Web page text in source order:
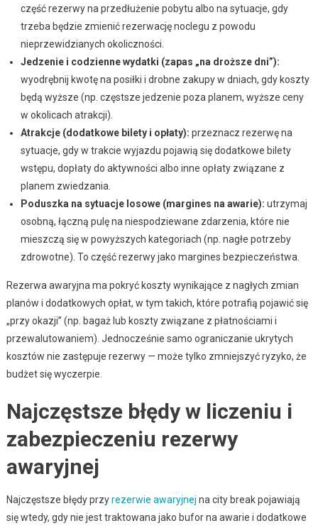
część rezerwy na przedłużenie pobytu albo na sytuacje, gdy
trzeba będzie zmienić rezerwację noclegu z powodu
nieprzewidzianych okoliczności.
Jedzenie i codzienne wydatki (zapas „na droższe dni”):
wyodrębnij kwotę na posiłki i drobne zakupy w dniach, gdy koszty
będą wyższe (np. częstsze jedzenie poza planem, wyższe ceny
w okolicach atrakcji).
Atrakcje (dodatkowe bilety i opłaty): przeznacz rezerwę na
sytuacje, gdy w trakcie wyjazdu pojawią się dodatkowe bilety
wstępu, dopłaty do aktywności albo inne opłaty związane z
planem zwiedzania.
Poduszka na sytuacje losowe (margines na awarie): utrzymaj
osobną, łączną pulę na niespodziewane zdarzenia, które nie
mieszczą się w powyższych kategoriach (np. nagłe potrzeby
zdrowotne). To część rezerwy jako margines bezpieczeństwa.
Rezerwa awaryjna ma pokryć koszty wynikające z nagłych zmian
planów i dodatkowych opłat, w tym takich, które potrafią pojawić się
„przy okazji” (np. bagaż lub koszty związane z płatnościami i
przewalutowaniem). Jednocześnie samo ograniczanie ukrytych
kosztów nie zastępuje rezerwy — może tylko zmniejszyć ryzyko, że
budżet się wyczerpie.
Najczęstsze błędy w liczeniu i
zabezpieczeniu rezerwy
awaryjnej
Najczęstsze błędy przyrezerwie awaryjnej na city break pojawiają
się wtedy, gdy nie jest traktowana jako bufor na awarie i dodatkowe